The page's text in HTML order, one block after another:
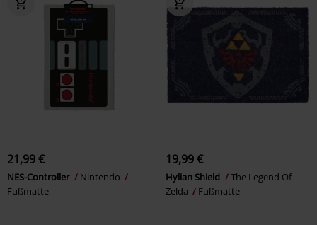
21,99 €
NES-Controller
Nintendo
Fußmatte
19,99 €
Hylian Shield
The Legend Of
Zelda
Fußmatte